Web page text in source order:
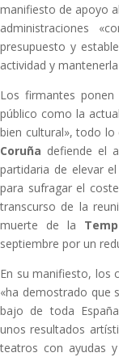
manifiesto de apoyo
administraciones
presupuesto y
actividad y
Los firmantes
público como la
bien cultural», todo
Coruña defiende el
partidaria de elevar
para sufragar el
transcurso de la
muerte de la
septiembre por un
En su manifiesto, los
«ha demostrado que
bajo de toda
unos resultados
teatros con ayudas y